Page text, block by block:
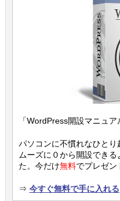
「WordPress開設マニュア
パソコンに不慣れなひと
ムーズに０から開設でき
た。今だけ無料でプレゼン
⇒ 今すぐ無料で手に入れる